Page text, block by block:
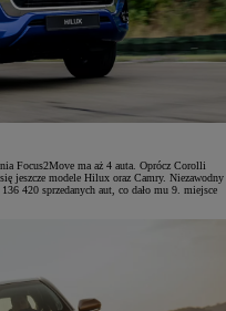
Focus2Move ma aż 4 auta. Oprócz Corolli
jeszcze modele Hilux oraz Camry. Niezawodny
420 sprzedanych aut, co dało mu 9. miejsce